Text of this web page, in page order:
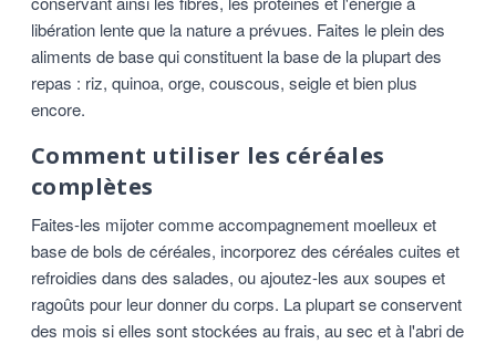
libération lente que la nature a prévues. Faites le plein des
aliments de base qui constituent la base de la plupart des
repas : riz, quinoa, orge, couscous, seigle et bien plus
encore.
Comment utiliser les céréales
complètes
Faites-les mijoter comme accompagnement moelleux et
base de bols de céréales, incorporez des céréales cuites et
refroidies dans des salades, ou ajoutez-les aux soupes et
ragoûts pour leur donner du corps. La plupart se conservent
des mois si elles sont stockées au frais, au sec et à l'abri de